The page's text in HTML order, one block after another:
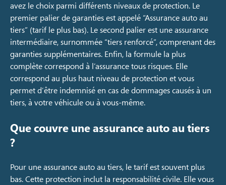
avez le choix parmi différents niveaux de protection. Le
premier palier de garanties est appelé “Assurance auto au
tiers” (tarif le plus bas). Le second palier est une assurance
intermédiaire, surnommée “tiers renforcé”, comprenant des
garanties supplémentaires. Enfin, la formule la plus
complète correspond à l’assurance tous risques. Elle
correspond au plus haut niveau de protection et vous
permet d’être indemnisé en cas de dommages causés à un
tiers, à votre véhicule ou à vous-même.
Que couvre une assurance auto au tiers
?
Pour une assurance auto au tiers, le tarif est souvent plus
bas. Cette protection inclut la responsabilité civile. Elle vous